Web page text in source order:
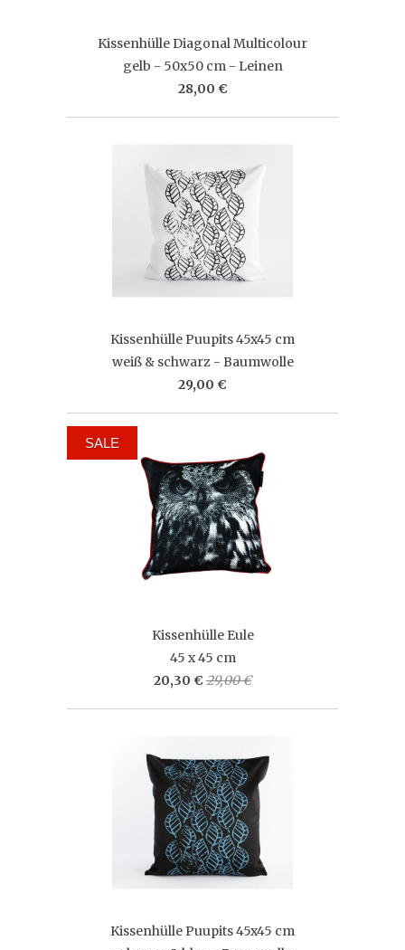
Kissenhülle Diagonal Multicolour
gelb - 50x50 cm - Leinen
28,00 €
Kissenhülle Puupits 45x45 cm
weiß & schwarz - Baumwolle
29,00 €
Kissenhülle Eule
45 x 45 cm
20,30 € 29,00 €
SALE
Kissenhülle Puupits 45x45 cm